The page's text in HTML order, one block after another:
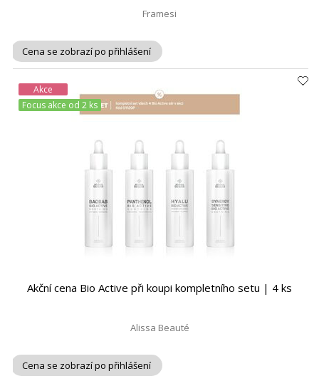
Framesi
Cena se zobrazí po přihlášení
Akce
Focus akce od 2 ks
Akční cena Bio Active při koupi kompletního setu | 4 ks
Alissa Beauté
Cena se zobrazí po přihlášení